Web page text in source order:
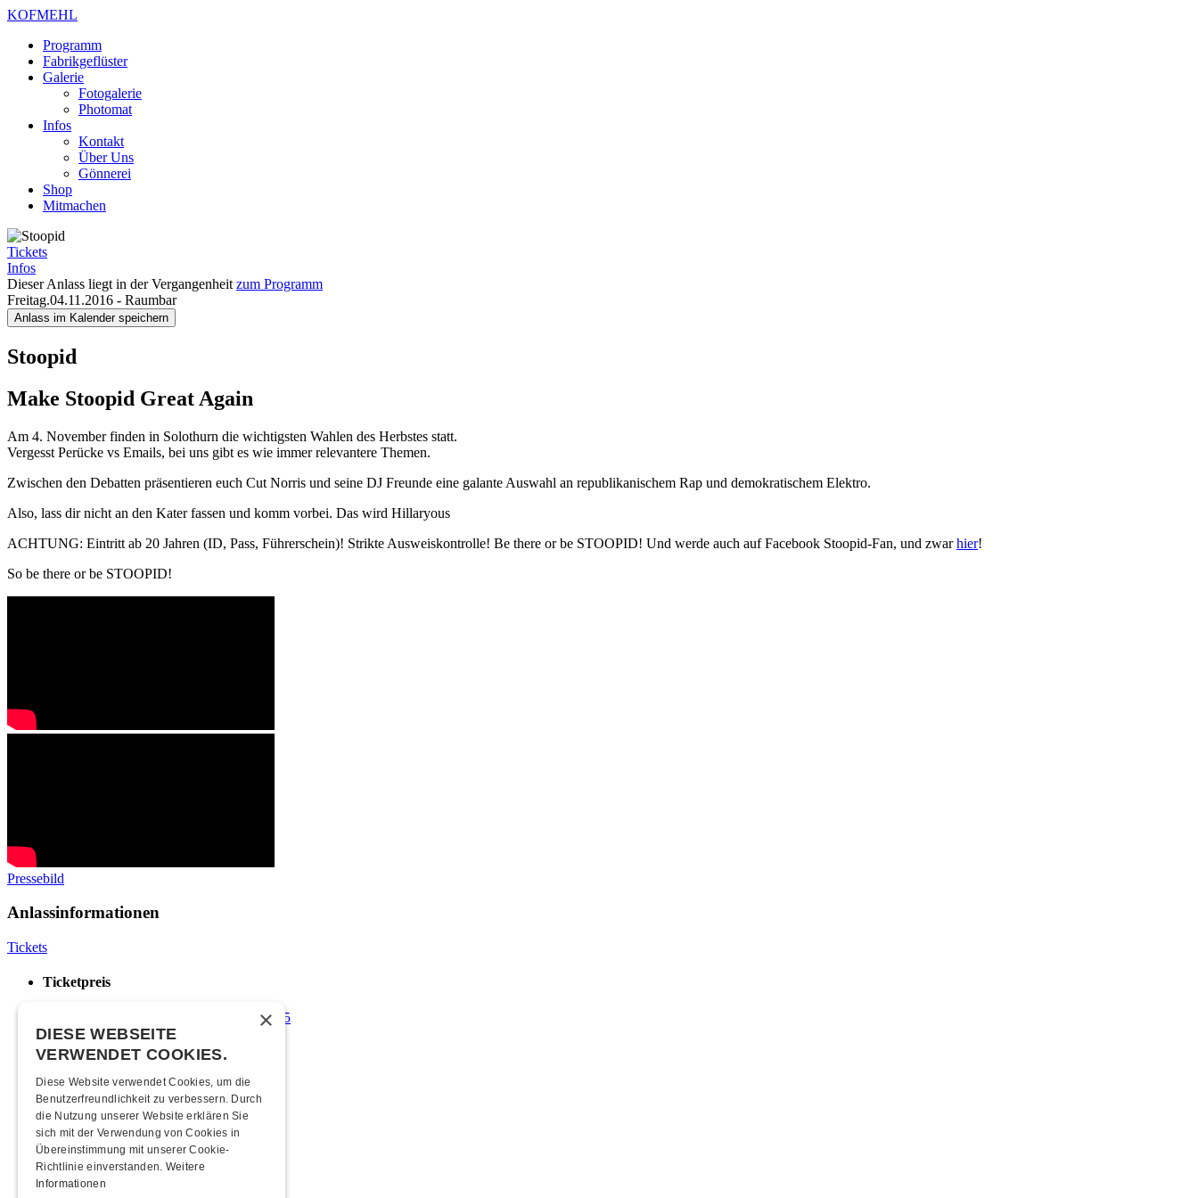
KOFMEHL
Programm
Fabrikgeflüster
Galerie
Fotogalerie
Photomat
Infos
Kontakt
Über Uns
Gönnerei
Shop
Mitmachen
Tickets
Infos
Dieser Anlass liegt in der Vergangenheit zum Programm
Freitag.04.11.2016 - Raumbar
Anlass im Kalender speichern
Stoopid
Make Stoopid Great Again
Am 4. November finden in Solothurn die wichtigsten Wahlen des Herbstes statt.
Vergesst Perücke vs Emails, bei uns gibt es wie immer relevantere Themen.
Zwischen den Debatten präsentieren euch Cut Norris und seine DJ Freunde eine galante Auswahl an republikanischem Rap und demokratischem Elektro.
Also, lass dir nicht an den Kater fassen und komm vorbei. Das wird Hillaryous
ACHTUNG: Eintritt ab 20 Jahren (ID, Pass, Führerschein)! Strikte Ausweiskontrolle! Be there or be STOOPID! Und werde auch auf Facebook Stoopid-Fan, und zwarhier!
So be there or be STOOPID!
Pressebild
Anlassinformationen
Tickets
Ticketpreis
Vorverkauf: CHF 10 | Abendkasse: CHF 15
Zeitplan
22:00 Uhr Türöffnung
03:00 Uhr
Mindestalter
20 Jahre (ID, Pass, Führerschein)
×
DIESE WEBSEITE
VERWENDET COOKIES.
Diese Website verwendet Cookies, um die
Benutzerfreundlichkeit zu verbessern. Durch
die Nutzung unserer Website erklären Sie
sich mit der Verwendung von Cookies in
Übereinstimmung mit unserer Cookie-
Richtlinie einverstanden. Weitere
Informationen